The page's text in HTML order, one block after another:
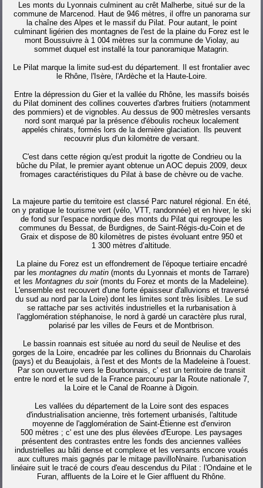
Les monts du Lyonnais culminent au crêt Malherbe, situé sur de la
commune de Marcenod. Haut de 946 mètres, il offre un panorama sur
la chaîne des Alpes et le massif du Pilat. Pour autant, le point
culminant ligérien des montagnes de l'est de la plaine du Forez est le
mont Boussuivre à 1 004 mètres sur la commune de Violay, au
sommet duquel est installé la tour panoramique Matagrin.
Le Pilat marque la limite sud-est du département. Il est frontalier avec
le Rhône, l'Isère, l'Ardèche et la Haute-Loire.
Entre la dépression du Gier et la vallée du Rhône, les massifs boisés
du Pilat dominent des collines couvertes d'arbres fruitiers (notamment
des pommiers) et de vignobles. Au dessus de 900 mètres les versants
nord sont marqué par la présence d'éboulis rocheux localement
appelés chirats, formés lors de la dernière glaciation. Ils peuvent
recouvrir plus d'un kilomètre de versant.
C'est dans cette région qu'est produit la rigotte de Condrieu ou la
bûche du Pilat, le premier ayant obtenue un AOC depuis 2009, deux
fromages caractéristiques du Pilat à base de chèvre ou de vache.
La majeure partie du territoire est classé Parc naturel régional. En été,
on y pratique le tourisme vert (vélo, VTT, randonnée) et en hiver, le ski
de fond sur l'espace nordique des monts du Pilat qui regroupe les
communes du Bessat, de Burdignes, de Saint-Régis-du-Coin et de
Graix et dispose de 80 kilomètres de pistes évoluant entre 950 et
1 300 mètres d’altitude.
La plaine du Forez est un effondrement de l'époque tertiaire encadré
par les montagnes du matin (monts du Lyonnais et monts de Tarrare)
et les Montagnes du soir(monts du Forez et monts de la Madeleine).
L'ensemble est recouvert d'une forte épaisseur d'alluvions et traversé
du sud au nord par la Loire) dont les limites sont très lisibles. Le sud
se rattache par ses activités industrielles et la rurbanisation à
l'agglomération stéphanoise, le nord à gardé un caractère plus rural,
polarisé par les villes de Feurs et de Montbrison.
Le bassin roannais est située au nord du seuil de Neulise et des
gorges de la Loire, encadrée par les collines du Brionnais du Charolais
(pays) et du Beaujolais, à l'est et des Monts de la Madeleine à l'ouest.
Par son ouverture vers le Bourbonnais, c' est un territoire de transit
entre le nord et le sud de la France parcouru par la Route nationale 7,
la Loire et le Canal de Roanne à Digoin.
Les vallées du département de la Loire sont des espaces
d'industrialisation ancienne, très fortement urbanisés, l'altitude
moyenne de l'agglomération de Saint-Étienne est d'environ
500 mètres ; c' est une des plus élevées d'Europe. Les paysages
présentent des contrastes entre les fonds des anciennes vallées
industrielles au bâti dense et complexe et les versants encore voués
aux cultures mais gagnés par le mitage pavilloNnaire. l'urbanisation
linéaire suit le tracé de cours d'eau descendus du Pilat : l'Ondaine et le
Furan, affluents de la Loire et le Gier affluent du Rhône.